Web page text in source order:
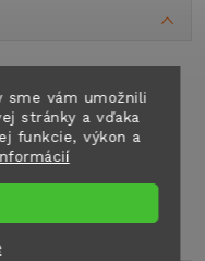
sme vám umožnili
stránky a vďaka
funkcie, výkon a
pripevnenie pomocou
a ľahké.
pár. Pre veľmi široké